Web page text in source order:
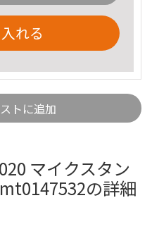
れる
トに追加
マイクスタン
の詳細